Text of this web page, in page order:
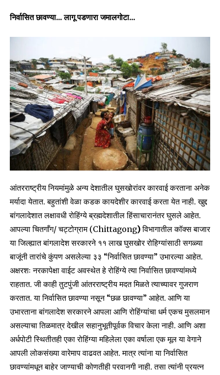
निर्वासित छावण्या… लागू पडणारा जमालगोटा…
आंतरराष्ट्रीय नियमांमुळे अन्य देशातील घुसखोरांवर कारवाई करताना अनेक
मर्यादा येतात. बहुतांशी वेळा कडक कायदेशीर कारवाई करता येत नाही. खुद्द
बांगलादेशात लक्षावधी रोहिंग्ये ब्रह्मदेशातील हिंसाचारानंतर घुसले आहेत.
आपल्या चितगाँग/ चट्टोग्राम (Chittagong)विभागातील कॉक्स बाजार
या जिल्ह्यात बांगलादेश सरकारने ११ लाख घुसखोर रोहिग्यांसाठी सगळ्या
बाजूंनी तारांचे कुंपण असलेल्या ३३ “निर्वासित छावण्या” उभारल्या आहेत.
अक्षरशः नरकापेक्षा वाईट अवस्थेत हे रोहिंग्ये त्या निर्वासित छावण्यांमध्ये
राहतात. जी काही तुटपुंजी आंतरराष्ट्रीय मदत मिळते त्याच्यावर गुजराण
करतात. या निर्वासित छावण्या नसून “छळ छावण्या” आहेत. आणि या
उभारताना बांगलादेश सरकारने आपला आणि रोहिंग्यांचा धर्म एकच मुसलमान
असल्याचा तिळमात्र देखील सहानुभूतीपूर्वक विचार केला नाही. आणि अशा
अर्धपोटी स्थितीतही एका रोहिंग्या महिलेला एका वर्षाला एक मूल या वेगाने
आपली लोकसंख्या वारेमाप वाढवत आहेत. मात्र त्यांना या निर्वासित
छावण्यांमधून बाहेर जाण्याची कोणतीही परवानगी नाही. तसा त्यांनी प्रयत्न